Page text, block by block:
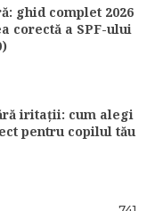
ghid complet 2026
corectă a SPF-ului
iritații: cum alegi
pentru copilul tău